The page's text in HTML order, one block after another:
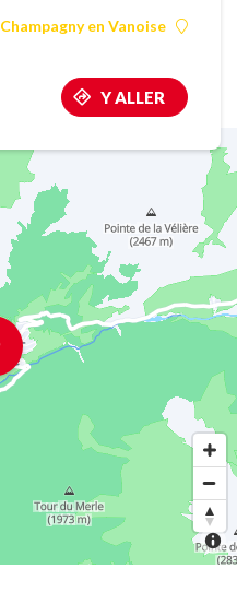
Champagny en Vanoise
Y ALLER